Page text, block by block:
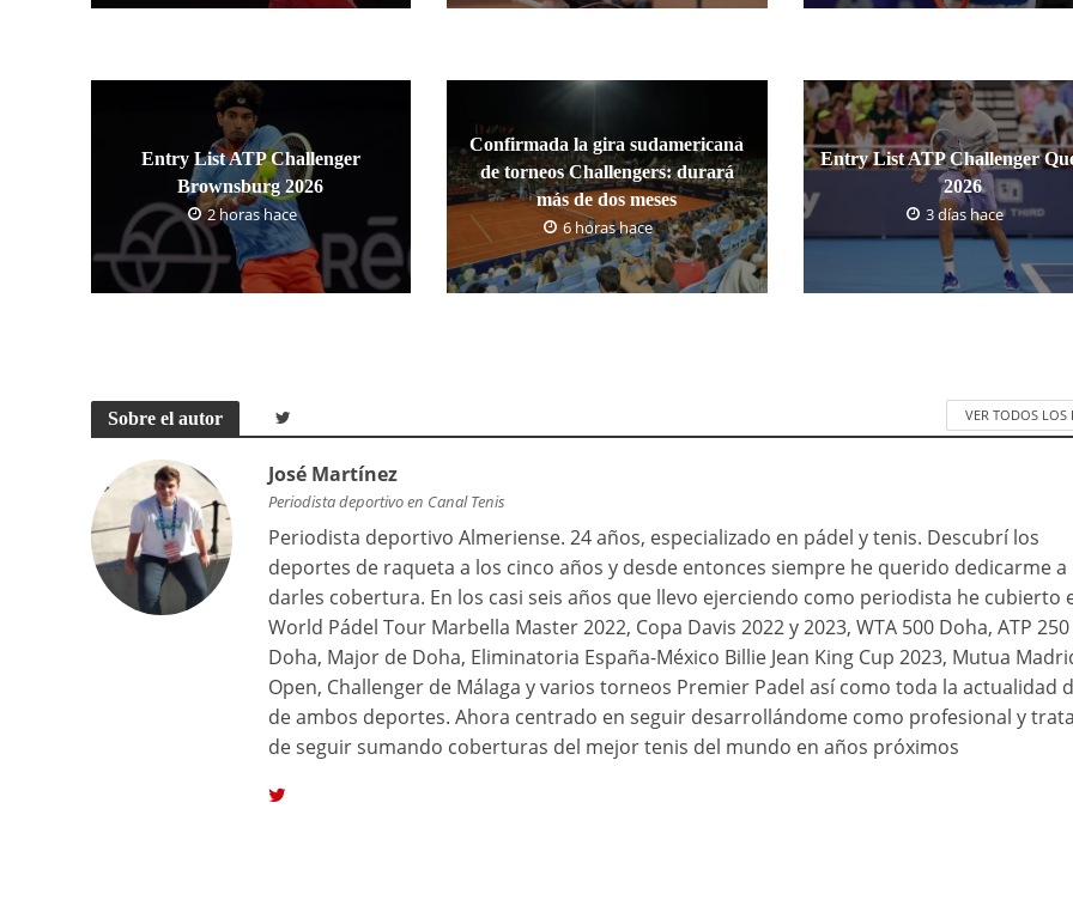
Entry List ATP Challenger
Brownsburg 2026
2 horas hace
Confirmada la gira sudamericana
de torneos Challengers: durará
más de dos meses
6 horas hace
Entry List ATP Challenger
2026
3 días hace
Sobre el autor VER TODOS LOS
José Martínez
Periodista deportivo en Canal Tenis
Periodista deportivo Almeriense. 24 años, especializado en pádel y tenis. Descubrí los
deportes de raqueta a los cinco años y desde entonces siempre he querido dedicarme a
darles cobertura. En los casi seis años que llevo ejerciendo como periodista he cubierto
World Pádel Tour Marbella Master 2022, Copa Davis 2022 y 2023, WTA 500 Doha, ATP 250
Doha, Major de Doha, Eliminatoria España-México Billie Jean King Cup 2023, Mutua
Open, Challenger de Málaga y varios torneos Premier Padel así como toda la actualidad
de ambos deportes. Ahora centrado en seguir desarrollándome como profesional y
de seguir sumando coberturas del mejor tenis del mundo en años próximos